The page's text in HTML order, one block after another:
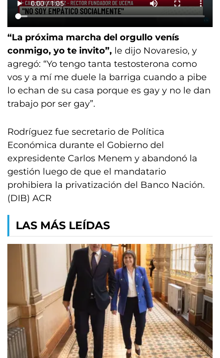
“La próxima marcha del orgullo venís
conmigo, yo te invito”, le dijo Novaresio, y
agregó: “Yo tengo tanta testosterona como
vos y a mí me duele la barriga cuando a pibe
lo echan de su casa porque es gay y no le dan
trabajo por ser gay”.
Rodríguez fue secretario de Política
Económica durante el Gobierno del
expresidente Carlos Menem y abandonó la
gestión luego de que el mandatario
prohibiera la privatización del Banco Nación.
(DIB) ACR
LAS MÁS LEÍDAS